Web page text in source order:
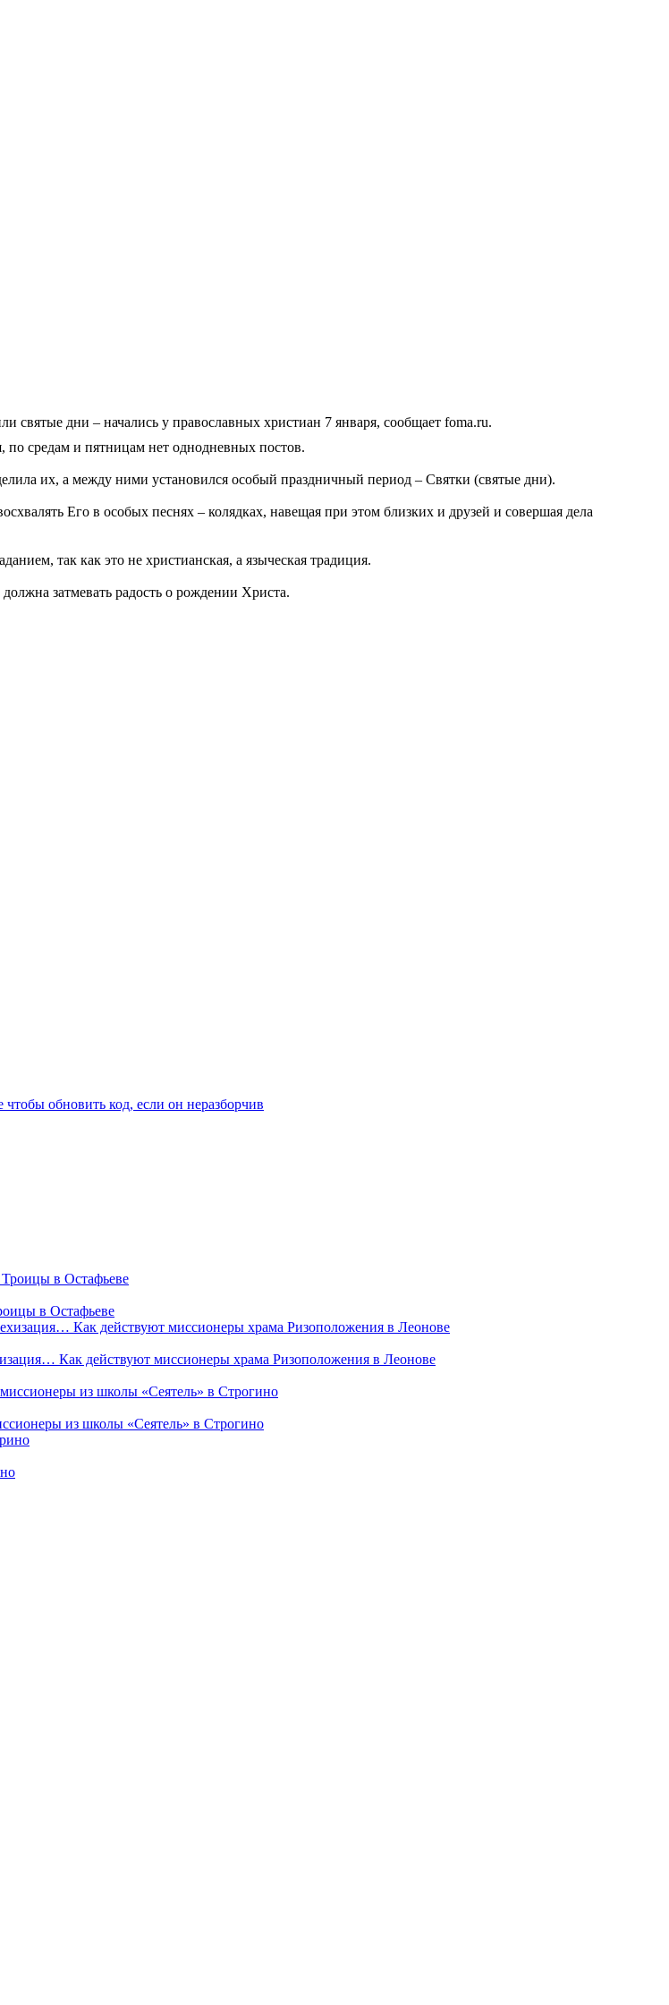
дни – начались у православных христиан 7 января, сообщает foma.ru.
средам и пятницам нет однодневных постов.
их, а между ними установился особый праздничный период – Святки (святые дни).
Его в особых песнях – колядках, навещая при этом близких и друзей и совершая дела
так как это не христианская, а языческая традиция.
затмевать радость о рождении Христа.
в Остафьеве
Как действуют миссионеры храма Ризоположения в Леонове
из школы «Сеятель» в Строгино